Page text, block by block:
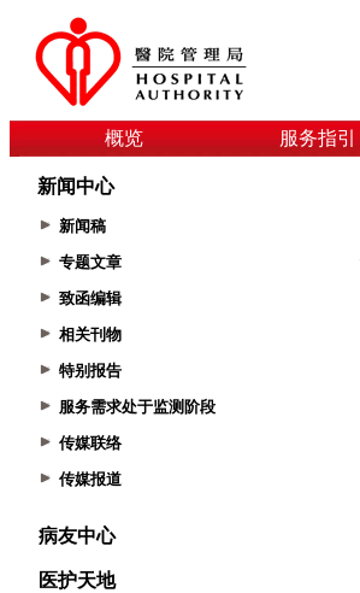
概览 服务指引
新闻中心
新闻稿
专题文章
致函编辑
相关刊物
特别报告
服务需求处于监测阶段
传媒联络
传媒报道
病友中心
医护天地